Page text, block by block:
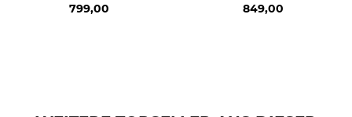
799,00
849,00